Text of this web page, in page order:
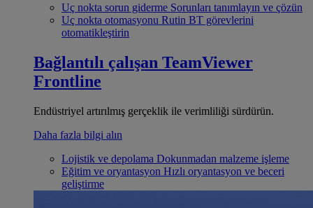
Uç nokta sorun giderme Sorunları tanımlayın ve çözün
Uç nokta otomasyonu Rutin BT görevlerini
otomatikleştirin
Bağlantılı çalışan TeamViewer
Frontline
Endüstriyel artırılmış gerçeklik ile verimliliği sürdürün.
Daha fazla bilgi alın
Lojistik ve depolama Dokunmadan malzeme işleme
Eğitim ve oryantasyon Hızlı oryantasyon ve beceri
geliştirme